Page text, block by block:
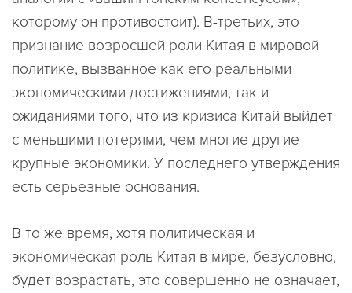
которому он противостоит). В-третьих, это
признание возросшей роли Китая в мировой
политике, вызванное как его реальными
экономическими достижениями, так и
ожиданиями того, что из кризиса Китай выйдет
с меньшими потерями, чем многие другие
крупные экономики. У последнего утверждения
есть серьезные основания.
В то же время, хотя политическая и
экономическая роль Китая в мире, безусловно,
будет возрастать, это совершенно не означает,